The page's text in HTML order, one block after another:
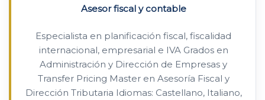
Asesor fiscal y contable
Especialista en planificación fiscal, fiscalidad
internacional, empresarial e IVA Grados en
Administración y Dirección de Empresas y
Transfer Pricing Master en Asesoría Fiscal y
Dirección Tributaria Idiomas: Castellano, Italiano,